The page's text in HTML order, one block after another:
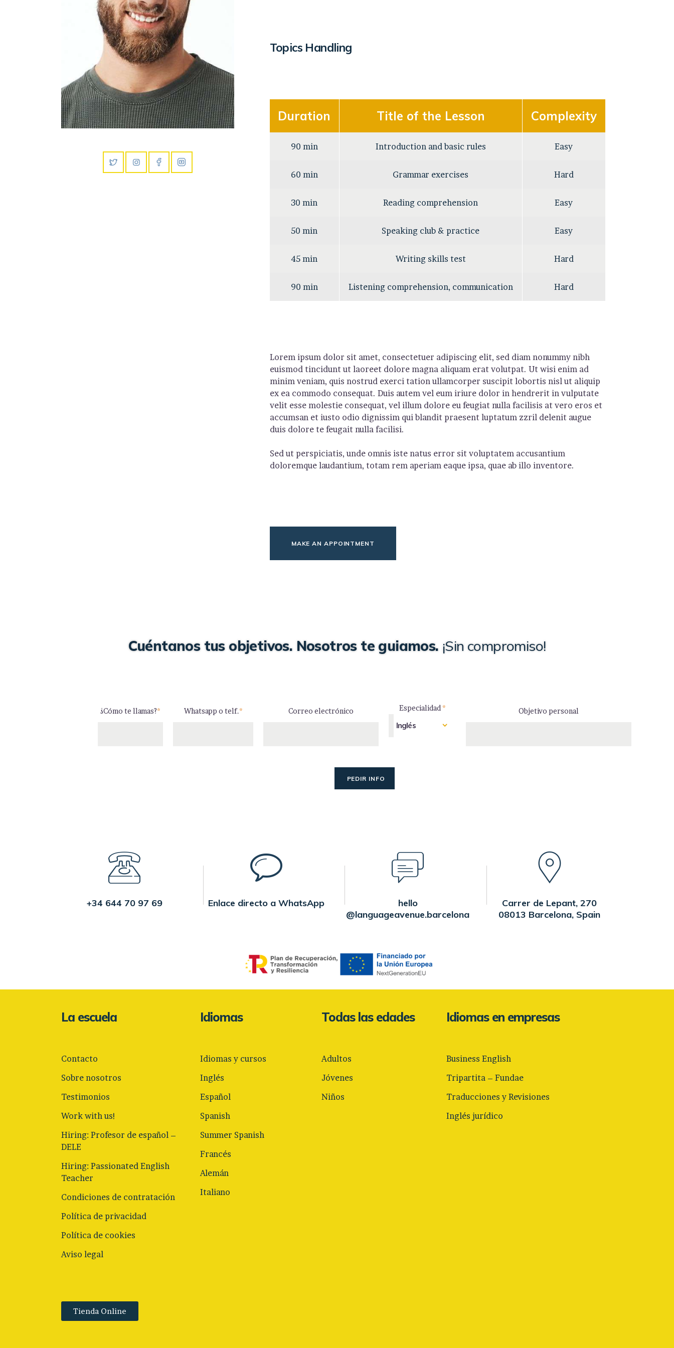
Topics Handling
Duration Title of the Lesson Complexity
90 min Introduction and basic rules Easy
60 min Grammar exercises Hard
30 min Reading comprehension Easy
50 min Speaking club & practice Easy
45 min Writing skills test Hard
90 min Listening comprehension, communication Hard
Lorem ipsum dolor sit amet, consectetuer adipiscing elit, sed diam nonummy nibh
euismod tincidunt ut laoreet dolore magna aliquam erat volutpat. Ut wisi enim ad
minim veniam, quis nostrud exerci tation ullamcorper suscipit lobortis nisl ut aliquip
ex ea commodo consequat. Duis autem vel eum iriure dolor in hendrerit in vulputate
velit esse molestie consequat, vel illum dolore eu feugiat nulla facilisis at vero eros et
accumsan et iusto odio dignissim qui blandit praesent luptatum zzril delenit augue
duis dolore te feugait nulla facilisi.
Sed ut perspiciatis, unde omnis iste natus error sit voluptatem accusantium
doloremque laudantium, totam rem aperiam eaque ipsa, quae ab illo inventore.
MAKE AN APPOINTMENT
Cuéntanos tus objetivos. Nosotros te guiamos. ¡Sin compromiso!
¿Cómo te llamas?* Whatsapp o telf.* Correo electrónico Especialidad * Objetivo personal
+34 644 70 97 69 Enlace directo a WhatsApp
hello
@languageavenue.barcelona
Carrer de Lepant, 270
08013 Barcelona, Spain
La escuela
Contacto
Sobre nosotros
Testimonios
Work with us!
Hiring: Profesor de español –
DELE
Hiring: Passionated English
Teacher
Condiciones de contratación
Política de privacidad
Política de cookies
Aviso legal
Tienda Online
Idiomas
Idiomas y cursos
Inglés
Español
Spanish
Summer Spanish
Francés
Alemán
Italiano
Todas las edades
Adultos
Jóvenes
Niños
Idiomas en empresas
Business English
Tripartita – Fundae
Traducciones y Revisiones
Inglés jurídico